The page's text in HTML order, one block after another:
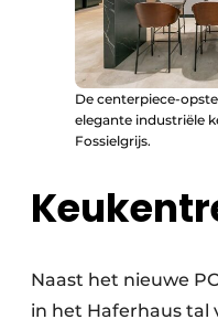
De centerpiece-
elegante industriële
Fossielgrijs.
Naast het nieuwe
in het Haferhaus tal